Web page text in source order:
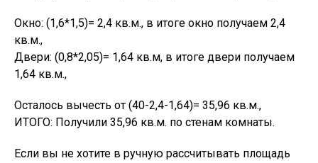
Окно: (1,6*1,5)= 2,4 кв.м., в итоге окно получаем 2,4
кв.м.,
Двери: (0,8*2,05)= 1,64 кв.м, в итоге двери получаем
1,64 кв.м.,
Осталось вычесть от (40-2,4-1,64)= 35,96 кв.м.,
ИТОГО: Получили 35,96 кв.м. по стенам комнаты.
Если вы не хотите в ручную рассчитывать площадь